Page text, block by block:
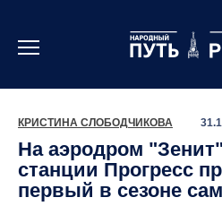
содержанию
КРИСТИНА СЛОБОДЧИКОВА
На аэродром
станции Прогресс
первый в сезоне